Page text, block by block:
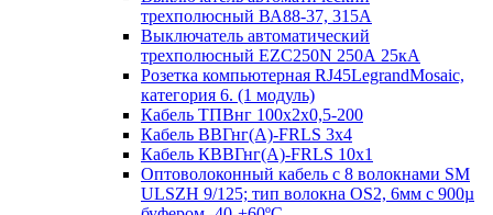
трехполюсный ВА88-37, 315А
Выключатель автоматический
трехполюсный EZC250N 250А 25кА
Розетка компьютерная RJ45LegrandMosaic,
категория 6. (1 модуль)
Кабель ТПВнг 100х2х0,5-200
Кабель ВВГнг(А)-FRLS 3х4
Кабель КВВГнг(А)-FRLS 10х1
Оптоволоконный кабель с 8 волокнами SM
ULSZH 9/125; тип волокна OS2, 6мм с 900µ